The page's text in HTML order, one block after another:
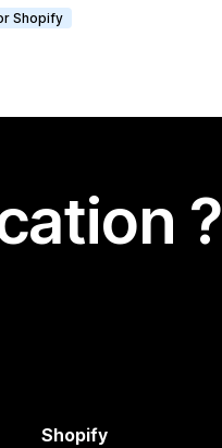
Shopify
?
Shopify